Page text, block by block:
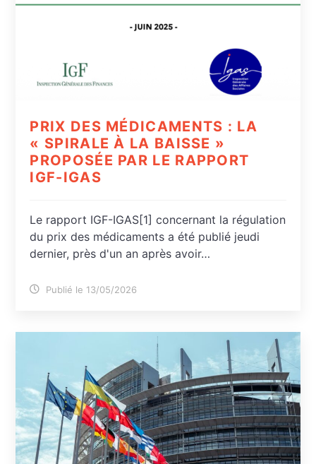
PRIX DES MÉDICAMENTS : LA
« SPIRALE À LA BAISSE »
PROPOSÉE PAR LE RAPPORT
IGF-IGAS
Le rapport IGF-IGAS[1] concernant la régulation
du prix des médicaments a été publié jeudi
dernier, près d'un an après avoir…
Publié le 13/05/2026